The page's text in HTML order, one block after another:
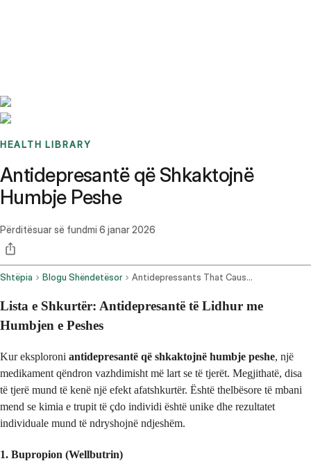
HEALTH LIBRARY
Antidepresantë që Shkaktojnë
Humbje Peshe
Përditësuar së fundmi 6 janar 2026
Shtëpia Blogu Shëndetësor Antidepressants That Cause Weight Loss
Lista e Shkurtër: Antidepresantë të Lidhur me
Humbjen e Peshes
Kur eksploroni antidepresantë që shkaktojnë humbje peshe, një
medikament qëndron vazhdimisht më lart se të tjerët. Megjithatë, disa
të tjerë mund të kenë një efekt afatshkurtër. Është thelbësore të mbani
mend se kimia e trupit të çdo individi është unike dhe rezultatet
individuale mund të ndryshojnë ndjeshëm.
1. Bupropion (Wellbutrin)